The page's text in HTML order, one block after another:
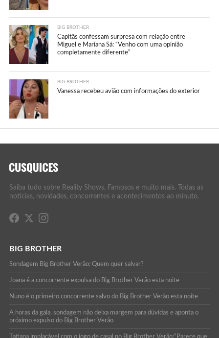
BIG BROTHER
Capitãs confessam surpresa com relação entre
Miguel e Mariana Sá: “Venho com uma opinião
completamente diferente”
BIG BROTHER
Vanessa recebeu avião com informações do exterior
Saiba tudo sobre Reality Shows, Famosos e muito mais. Todas as
notícias, novidades, concorrentes e acontecimentos ao minuto.
BIG BROTHER
Sondagem Big Brother Verão: Quem quer salvar?
Joana é a concorrente expulsa do Big Brother Verão esta noite
Nuno é o primeiro concorrente salvo do Big Brother Verão esta noite
A horas da gala, sondagem não deixa margem para dúvidas e aponta o
próximo expulso do Big Brother Verão
Tatiana implacável com o jogo de casal no Big Brother Verão:”Parece que